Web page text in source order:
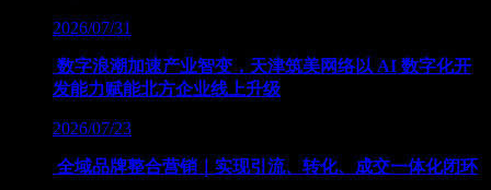
2026/07/31
数字浪潮加速产业智变，天津筑美网络以 AI 数字化开
发能力赋能北方企业线上升级
2026/07/23
全域品牌整合营销｜实现引流、转化、成交一体化闭环